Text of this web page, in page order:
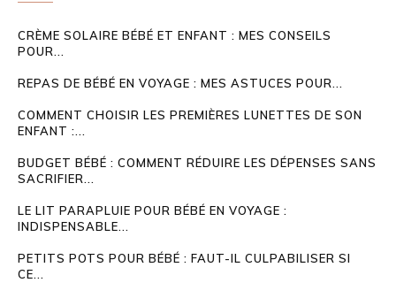
CRÈME SOLAIRE BÉBÉ ET ENFANT : MES CONSEILS
POUR...
REPAS DE BÉBÉ EN VOYAGE : MES ASTUCES POUR...
COMMENT CHOISIR LES PREMIÈRES LUNETTES DE SON
ENFANT :...
BUDGET BÉBÉ : COMMENT RÉDUIRE LES DÉPENSES SANS
SACRIFIER...
LE LIT PARAPLUIE POUR BÉBÉ EN VOYAGE :
INDISPENSABLE...
PETITS POTS POUR BÉBÉ : FAUT-IL CULPABILISER SI
CE...